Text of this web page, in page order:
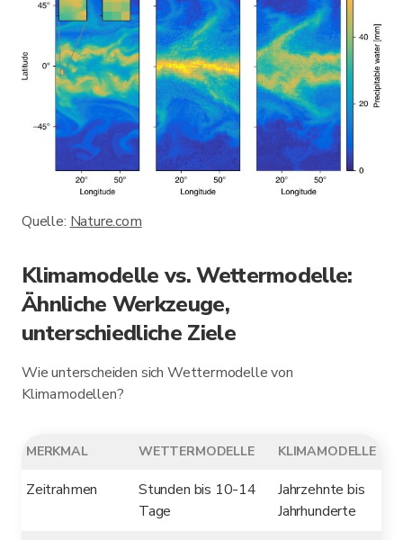
Quelle: Nature.com
Klimamodelle vs. Wettermodelle:
Ähnliche Werkzeuge,
unterschiedliche Ziele
Wie unterscheiden sich Wettermodelle von
Klimamodellen?
MERKMAL WETTERMODELLE KLIMAMODELLE
Zeitrahmen
Stunden bis 10-14
Tage
Jahrzehnte bis
Jahrhunderte